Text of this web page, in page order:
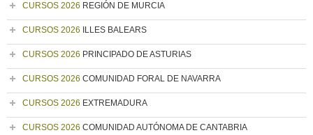
CURSOS 2026 REGIÓN DE MURCIA
CURSOS 2026 ILLES BALEARS
CURSOS 2026 PRINCIPADO DE ASTURIAS
CURSOS 2026 COMUNIDAD FORAL DE NAVARRA
CURSOS 2026 EXTREMADURA
CURSOS 2026 COMUNIDAD AUTÓNOMA DE CANTABRIA